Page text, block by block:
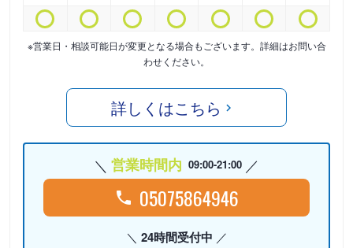
※営業日・相談可能日が変更となる場合もございます。詳細はお問い合
わせください。
詳しくはこちら
営業時間内 09:00-21:00
05075864946
24時間受付中